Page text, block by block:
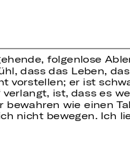
folgenlose
dass das Leben,
vorstellen; er ist
ist, dass es
wie einen
nicht bewegen. Ich